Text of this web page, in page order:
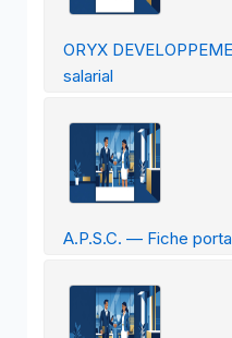
ORYX
salarial
A.P.S.C. — Fiche